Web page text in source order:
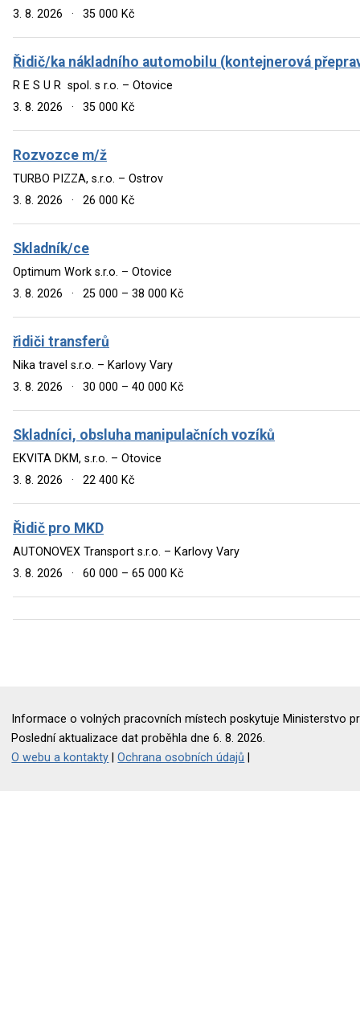
3. 8. 2026
· 35 000 Kč
Řidič/ka nákladního automobilu (kontejnerová
R E S U R spol. s r.o. – Otovice
3. 8. 2026
· 35 000 Kč
Rozvozce m/ž
TURBO PIZZA, s.r.o. – Ostrov
3. 8. 2026
· 26 000 Kč
Skladník/ce
Optimum Work s.r.o. – Otovice
3. 8. 2026
· 25 000 – 38 000 Kč
řidiči transferů
Nika travel s.r.o. – Karlovy Vary
3. 8. 2026
· 30 000 – 40 000 Kč
Skladníci, obsluha manipulačních vozíků
EKVITA DKM, s.r.o. – Otovice
3. 8. 2026
· 22 400 Kč
Řidič pro MKD
AUTONOVEX Transport s.r.o. – Karlovy Vary
3. 8. 2026
· 60 000 – 65 000 Kč
Informace o volných pracovních místech poskytuje Ministerstvo
Poslední aktualizace dat proběhla dne 6. 8. 2026.
O webu a kontakty |Ochrana osobních údajů